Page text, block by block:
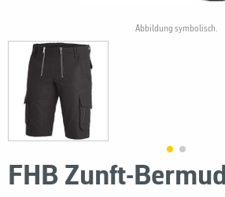
FHB Zunft-
Abbildung symbolisch.